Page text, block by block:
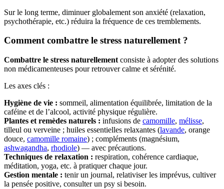
Sur le long terme, diminuer globalement son anxiété (relaxation,
psychothérapie, etc.) réduira la fréquence de ces tremblements.
Comment combattre le stress naturellement ?
Combattre le stress naturellement consiste à adopter des solutions
non médicamenteuses pour retrouver calme et sérénité.
Les axes clés :
Hygiène de vie : sommeil, alimentation équilibrée, limitation de la
caféine et de l’alcool, activité physique régulière.
Plantes et remèdes naturels : infusions de camomille, mélisse,
tilleul ou verveine ; huiles essentielles relaxantes (lavande, orange
douce, camomille romaine) ; compléments (magnésium,
ashwagandha, rhodiole) — avec précautions.
Techniques de relaxation : respiration, cohérence cardiaque,
méditation, yoga, etc. à pratiquer chaque jour.
Gestion mentale : tenir un journal, relativiser les imprévus, cultiver
la pensée positive, consulter un psy si besoin.